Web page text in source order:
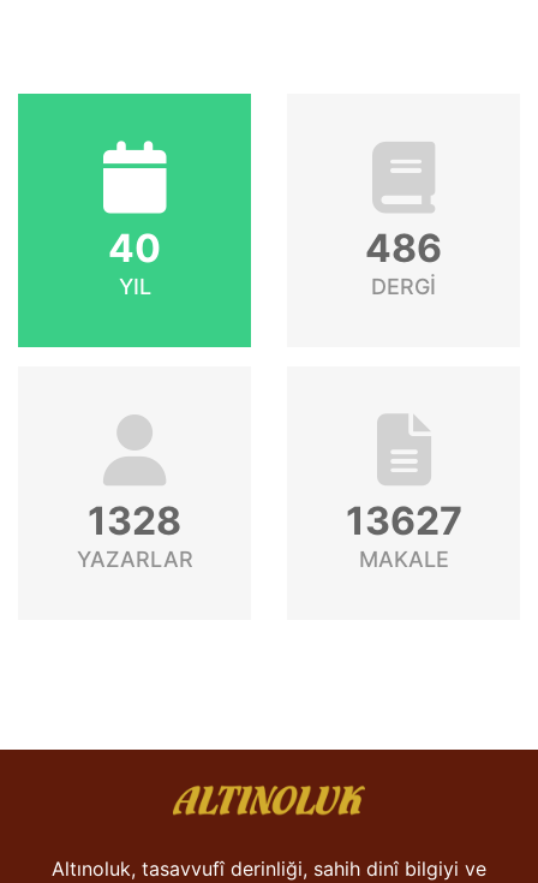
40
YIL
486
DERGİ
1328
YAZARLAR
13627
MAKALE
Altınoluk, tasavvufî derinliği, sahih dinî bilgiyi ve